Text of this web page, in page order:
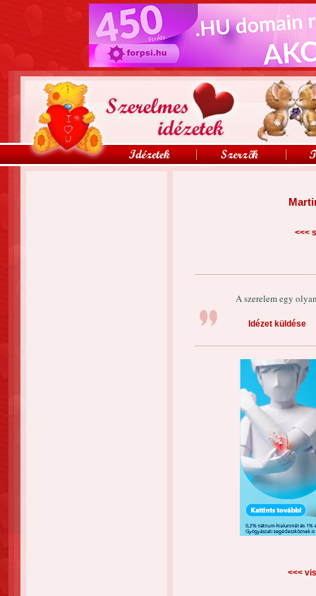
<<<
A szerelem egy
Idézet küldése
<<<